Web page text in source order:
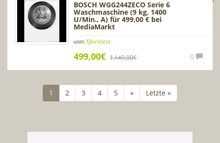
BOSCH WGG244ZECO Serie 6
Waschmaschine (9 kg, 1400
U/Min., A) für 499,00 € bei
MediaMarkt
von:fjbirktest
499,00€ 1.149,00€ 0
1 2 3 4 5 » Letzte »